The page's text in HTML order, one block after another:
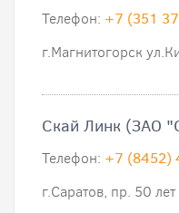
Телефон: +7 (351
г.Магнитогорск
Скай Линк (ЗАО
Телефон: +7 (8452)
г.Саратов, пр. 50